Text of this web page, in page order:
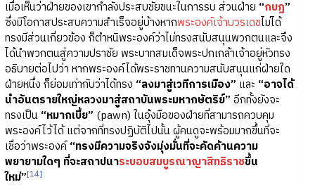
เมื่อเห็นว่าฝ่ายของเขากำลังประสบชัยชนะในการรบ ส่วนฝ่าย “กบฏ”
ซึ่งมีโอกาสประสบความสำเร็จอยู่บ้างหากพระองค์เจ้าบวรเดชไม่ได้
ทรงมีส่วนเกี่ยวข้อง ก็ตำหนิพระองค์ว่าไม่ทรงสนับสนุนพวกตนและจึง
ได้นำพวกตนสู่ความปราชัย พระบาทสมเด็จพระปกเกล้าเจ้าอยู่หัวทรง
อธิบายต่อไปว่า หากพระองค์ได้พระราชทานความสนับสนุนแก่ฝ่ายใด
ฝ่ายหนึ่ง ก็ย่อมเท่ากับว่าได้ทรง “ลงมาสู่เวทีการเมือง” และ “อาจได้
นำอันตรายใหญ่หลวงมาสู่สถาบันพระมหากษัตริย์” อีกทั้งยังจะ
ทรงเป็น “หมากเบี้ย” (pawn) ในอุ้งมือของฝ่ายที่สามารถควบคุม
พระองค์ไว้ได้ แต่จากที่ทรงปฏิบัติไปนั้น ผู้คนดูจะพร้อมมากขึ้นที่จะ
เชื่อว่าพระองค์“ทรงมีความจริงจังมุ่งมั่นที่จะคัดค้านความ
พยายามใดๆ ที่จะสถาปนาระบอบสมบูรณาญาสิทธิราชขึ้น
ใหม่”[14]